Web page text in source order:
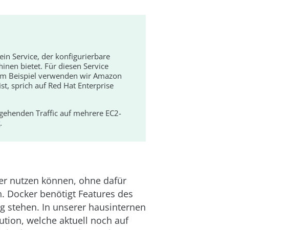
Service, der konfigurierbare
bietet. Für diesen Service
Beispiel verwenden wir Amazon
sprich auf Red Hat Enter­prise
Traffic auf mehrere EC2-
nutzen können, ohne dafür
Docker benötigt Features des
stehen. In unserer hausinternen
welche aktuell noch auf